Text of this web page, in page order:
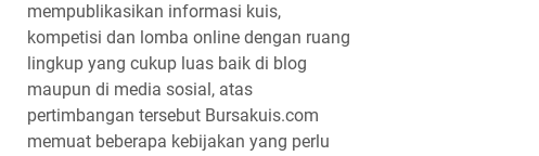
mempublikasikan informasi kuis,
kompetisi dan lomba online dengan ruang
lingkup yang cukup luas baik di blog
maupun di media sosial, atas
pertimbangan tersebut Bursakuis.com
memuat beberapa kebijakan yang perlu